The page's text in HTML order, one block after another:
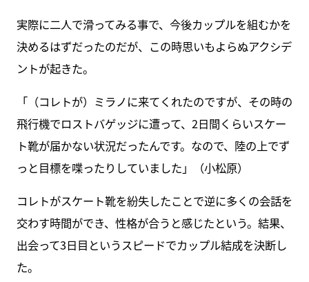
実際に二人で滑ってみる事で、今後カップルを組むかを
決めるはずだったのだが、この時思いもよらぬアクシデ
ントが起きた。
「（コレトが）ミラノに来てくれたのですが、その時の
飛行機でロストバゲッジに遭って、2日間くらいスケー
ト靴が届かない状況だったんです。なので、陸の上でず
っと目標を喋ったりしていました」（小松原）
コレトがスケート靴を紛失したことで逆に多くの会話を
交わす時間ができ、性格が合うと感じたという。結果、
出会って3日目というスピードでカップル結成を決断し
た。